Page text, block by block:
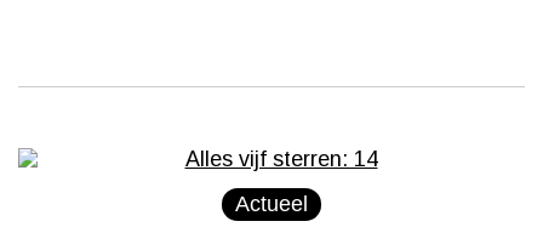
Actueel